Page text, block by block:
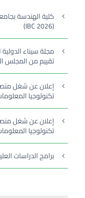
كلية الهندسة
(IBC 2026)
تقييم من المجلس
إعلان عن شغل
تكنولوجيا
إعلان عن شغل
تكنولوجيا
برامج الدراسات